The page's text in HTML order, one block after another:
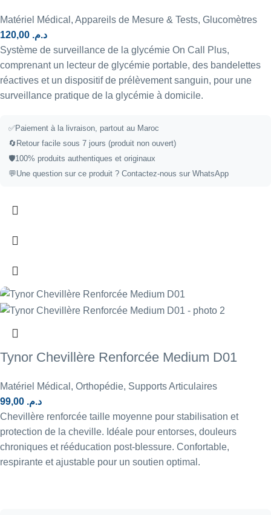
Matériel Médical , Appareils de Mesure & Tests, Glucomètres
د.م.
Système de surveillance de la glycémie On Call Plus,
comprenant un lecteur de glycémie portable, des bandelettes
réactives et un dispositif de prélèvement sanguin, pour une
surveillance pratique de la glycémie à domicile.
✅Paiement à la livraison, partout au Maroc
🔄 Retour facile sous 7 jours (produit non ouvert)
🛡️100% produits authentiques et originaux
💬Une question sur ce produit ? Contactez-nous sur WhatsApp
Tynor Chevillère Renforcée Medium D01
Matériel Médical , Orthopédie, Supports Articulaires
د.م.
Chevillère renforcée taille moyenne pour stabilisation et
protection de la cheville. Idéale pour entorses, douleurs
chroniques et rééducation post-blessure. Confortable,
respirante et ajustable pour un soutien optimal.